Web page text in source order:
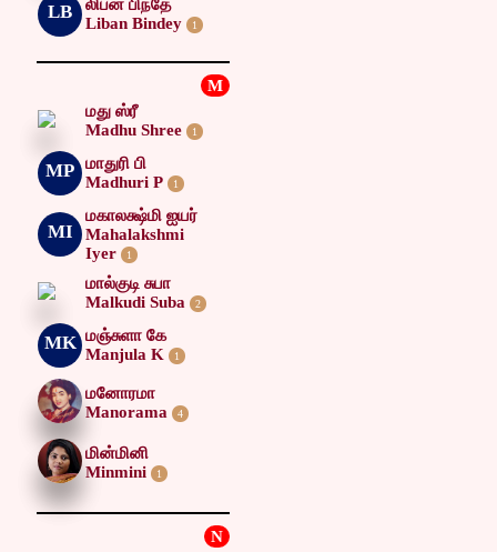
LB
லிபன் பிந்தே
Liban Bindey
1
M
மது ஸ்ரீ
Madhu Shree
1
MP
மாதுரி பி
Madhuri P
1
MI
மகாலக்ஷ்மி ஐயர்
Mahalakshmi
Iyer
1
மால்குடி சுபா
Malkudi Suba
2
MK மஞ்சுளா கே
Manjula K
1
மனோரமா
Manorama
4
மின்மினி
Minmini
1
N